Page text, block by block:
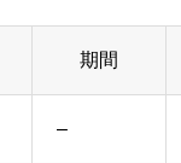
期間
–